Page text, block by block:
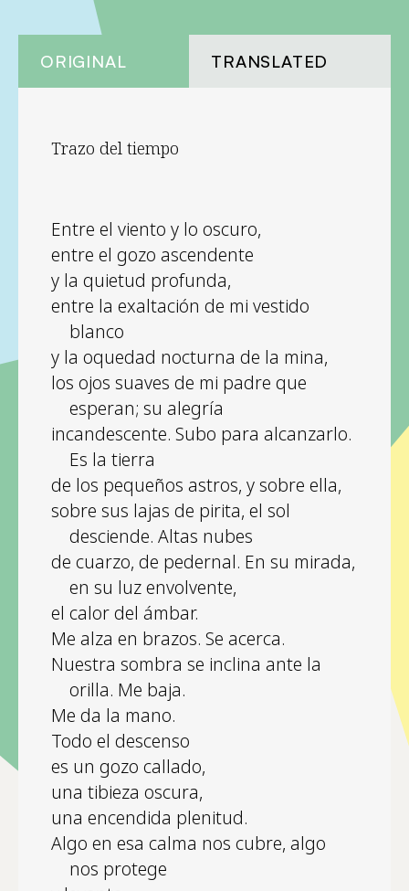
ORIGINAL TRANSLATED
Trazo del tiempo
Entre el viento y lo oscuro,
entre el gozo ascendente
y la quietud profunda,
entre la exaltación de mi vestido
blanco
y la oquedad nocturna de la mina,
los ojos suaves de mi padre que
esperan; su alegría
incandescente. Subo para alcanzarlo.
Es la tierra
de los pequeños astros, y sobre ella,
sobre sus lajas de pirita, el sol
desciende. Altas nubes
de cuarzo, de pedernal. En su mirada,
en su luz envolvente,
el calor del ámbar.
Me alza en brazos. Se acerca.
Nuestra sombra se inclina ante la
orilla. Me baja.
Me da la mano.
Todo el descenso
es un gozo callado,
una tibieza oscura,
una encendida plenitud.
Algo en esa calma nos cubre, algo
nos protege